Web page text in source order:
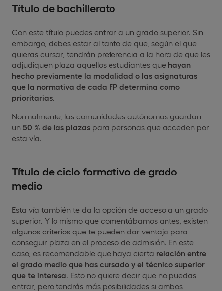
Título de bachillerato
Con este título puedes entrar a un grado superior. Sin
embargo, debes estar al tanto de que, según el que
quieras cursar, tendrán preferencia a la hora de que les
adjudiquen plaza aquellos estudiantes que hayan
hecho previamente la modalidad o las asignaturas
que la normativa de cada FP determina como
prioritarias
Normalmente, las comunidades autónomas guardan
un 50 % de las plazas para personas que acceden por
esta vía.
Título de ciclo formativo de grado
medio
Esta vía también te da la opción de acceso a un grado
superior. Y lo mismo que comentábamos antes, existen
algunos criterios que te pueden dar ventaja para
conseguir plaza en el proceso de admisión. En este
caso, es recomendable que haya cierta relación entre
el grado medio que has cursado y el técnico superior
que te interesa . Esto no quiere decir que no puedas
entrar, pero tendrás más posibilidades si ambos